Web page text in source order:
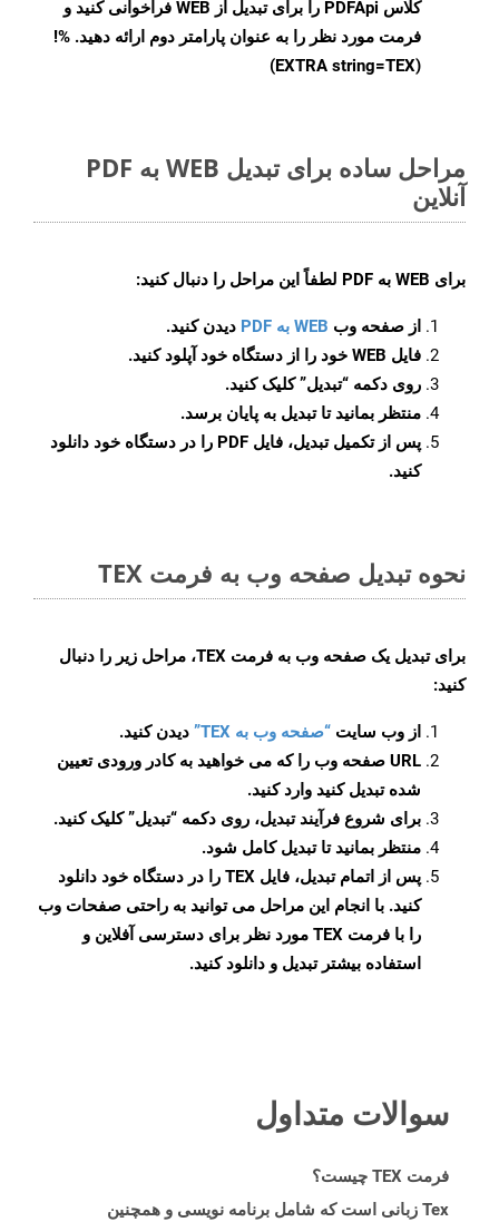
کلاس PDFApi را برای تبدیل از WEB فراخوانی کنید و
فرمت مورد نظر را به عنوان پارامتر دوم ارائه دهید. %!
(EXTRA string=TEX)
مراحل ساده برای تبدیل WEB به PDF
آنلاین
برای WEB به PDF لطفاً این مراحل را دنبال کنید:
از صفحه وب WEB به PDF
دیدن کنید.
فایل WEB خود را از دستگاه خود آپلود کنید.
روی دکمه “تبدیل”کلیک کنید.
منتظر بمانید تا تبدیل به پایان برسد.
پس از تکمیل تبدیل، فایل PDF را در دستگاه خود دانلود
کنید.
نحوه تبدیل صفحه وب به فرمت TEX
برای تبدیل یک صفحه وب به فرمت TEX، مراحل زیر را دنبال
کنید:
از وب سایت “صفحه وب به TEX”
دیدن کنید.
URL صفحه وب را که می خواهید به کادر ورودی تعیین
شده تبدیل کنید وارد کنید.
برای شروع فرآیند تبدیل، روی دکمه “تبدیل” کلیک کنید.
منتظر بمانید تا تبدیل کامل شود.
پس از اتمام تبدیل، فایل TEX را در دستگاه خود دانلود
کنید. با انجام این مراحل می توانید به راحتی صفحات وب
را با فرمت TEX مورد نظر برای دسترسی آفلاین و
استفاده بیشتر تبدیل و دانلود کنید.
سوالات متداول
فرمت TEX چیست؟
Tex زبانی است که شامل برنامه نویسی و همچنین